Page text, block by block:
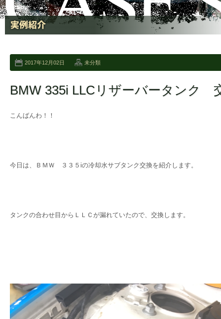
2017年12月02日 未分類
BMW 335i LLCリザーバータンク
こんばんわ！！
今日は、ＢＭＷ ３３５iの冷却水サブタンク交換を紹介します。
タンクの合わせ目からＬＬＣが漏れていたので、交換します。